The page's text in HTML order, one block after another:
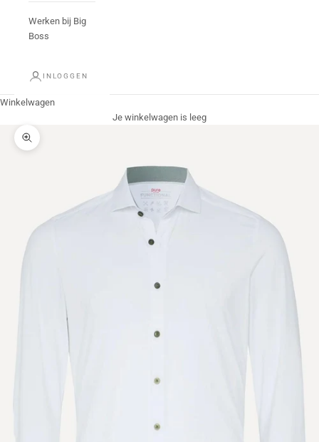
Werken bij Big
Boss
INLOGGEN
Winkelwagen
Je winkelwagen is leeg
In-/uitzoomen